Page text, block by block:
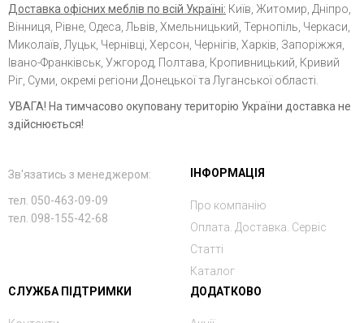
Доставка офісних меблів по всій Україні: Київ, Житомир, Дніпро,
Вінниця, Рівне, Одеса, Львів, Хмельницький, Тернопіль, Черкаси,
Миколаїв, Луцьк, Чернівці, Херсон, Чернігів, Харків, Запоріжжя,
Івано-Франківськ, Ужгород, Полтава, Кропивницький, Кривий
Ріг, Суми, окремі регіони Донецької та Луганської області.
УВАГА! На тимчасово окуповану територію України доставка не
здійснюється!
Зв'язатись з менеджером:
тел. 050-463-09-09
тел. 098-155-42-68
ІНФОРМАЦІЯ
Про компанію
Оплата. Доставка. Сервіс
Статті
Каталог
СЛУЖБА ПІДТРИМКИ
ДОДАТКОВО